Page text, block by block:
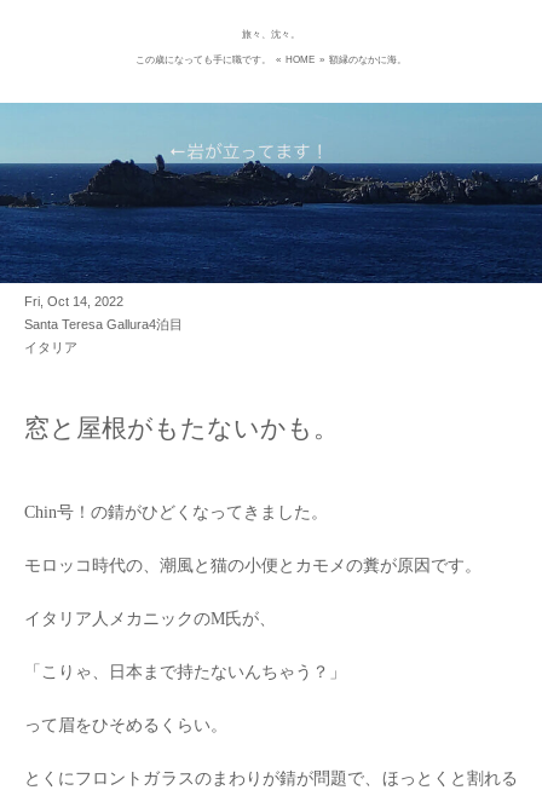
旅々、沈々。
この歳になっても手に職です。 « HOME » 額縁のなかに海。
Fri, Oct 14, 2022
Santa Teresa Gallura4泊目
イタリア
窓と屋根がもたないかも。
Chin号！の錆がひどくなってきました。
モロッコ時代の、潮風と猫の小便とカモメの糞が原因です。
イタリア人メカニックのM氏が、
「こりゃ、日本まで持たないんちゃう？」
って眉をひそめるくらい。
とくにフロントガラスのまわりが錆が問題で、ほっとくと割れる